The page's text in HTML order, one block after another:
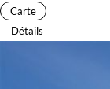
Carte
Détails